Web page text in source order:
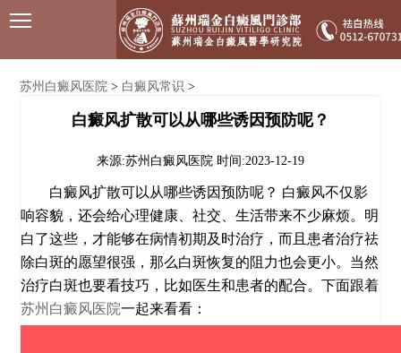
苏州白癜风医院 > 白癜风常识 >
白癜风扩散可以从哪些诱因预防呢？
来源:苏州白癜风医院 时间:2023-12-19
白癜风扩散可以从哪些诱因预防呢？ 白癜风不仅影
响容貌，还会给心理健康、社交、生活带来不少麻烦。明
白了这些，才能够在病情初期及时治疗，而且患者治疗祛
除白斑的愿望很强，那么白斑恢复的阻力也会更小。当然
治疗白斑也要看技巧，比如医生和患者的配合。下面跟着
苏州白癜风医院一起来看看：